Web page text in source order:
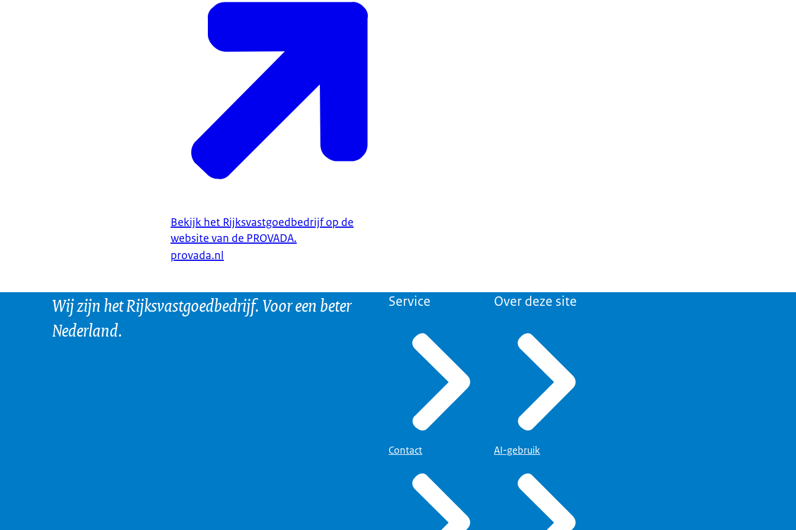
Bekijk het Rijksvastgoedbedrijf op de
website van de PROVADA.
provada.nl
Wij zijn het Rijksvastgoedbedrijf. Voor een beter
Nederland.
Service
Contact
Over deze site
AI-gebruik